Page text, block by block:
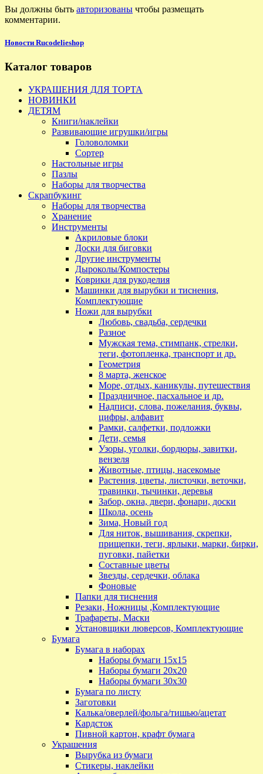
Вы должны быть авторизованы чтобы размещать
комментарии.
Новости Rucodelieshop
Каталог товаров
УКРАШЕНИЯ ДЛЯ ТОРТА
НОВИНКИ
ДЕТЯМ
Книги/наклейки
Развивающие игрушки/игры
Головоломки
Сортер
Настольные игры
Пазлы
Наборы для творчества
Скрапбукинг
Наборы для творчества
Хранение
Инструменты
Акриловые блоки
Доски для биговки
Другие инструменты
Дыроколы/Компостеры
Коврики для рукоделия
Машинки для вырубки и тиснения,
Комплектующие
Ножи для вырубки
Любовь, свадьба, сердечки
Разное
Мужская тема, стимпанк, стрелки,
теги, фотопленка, транспорт и др.
Геометрия
8 марта, женское
Море, отдых, каникулы, путешествия
Праздничное, пасхальное и др.
Надписи, слова, пожелания, буквы,
цифры, алфавит
Рамки, салфетки, подложки
Дети, семья
Узоры, уголки, бордюры, завитки,
вензеля
Животные, птицы, насекомые
Растения, цветы, листочки, веточки,
травинки, тычинки, деревья
Забор, окна, двери, фонари, доски
Школа, осень
Зима, Новый год
Для ниток, вышивания, скрепки,
прищепки, теги, ярлыки, марки, бирки,
пуговки, пайетки
Составные цветы
Звезды, сердечки, облака
Фоновые
Папки для тиснения
Резаки, Ножницы ,Комплектующие
Трафареты, Маски
Установщики люверсов, Комплектующие
Бумага
Бумага в наборах
Наборы бумаги 15х15
Наборы бумаги 20х20
Наборы бумаги 30х30
Бумага по листу
Заготовки
Калька/оверлей/фольга/тишью/ацетат
Кардсток
Пивной картон, крафт бумага
Украшения
Вырубка из бумаги
Стикеры, наклейки